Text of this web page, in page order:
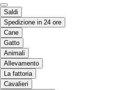
Saldi
Spedizione in 24 ore
Cane
Gatto
Animali
Allevamento
La fattoria
Cavalieri